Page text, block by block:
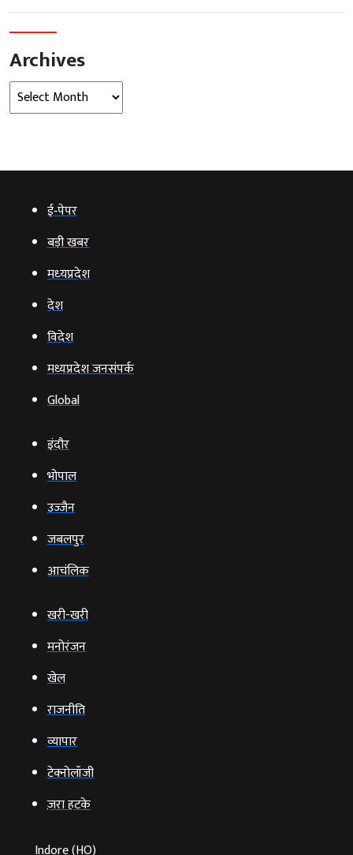
Archives
Archives
ई‑पेपर
बड़ी खबर
मध्‍यप्रदेश
देश
विदेश
मध्यप्रदेश जनसंपर्क
Global
इंदौर
भोपाल
उज्‍जैन
जबलपुर
आचंलिक
खरी-खरी
मनोरंजन
खेल
राजनीति
व्‍यापार
टेक्‍नोलॉजी
ज़रा हटके